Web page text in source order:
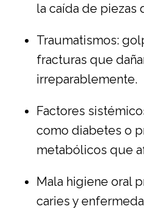
la caída de piezas
Traumatismos:
fracturas que
irreparablemente.
Factores
como diabetes o
metabólicos que
Mala higiene oral
caries y